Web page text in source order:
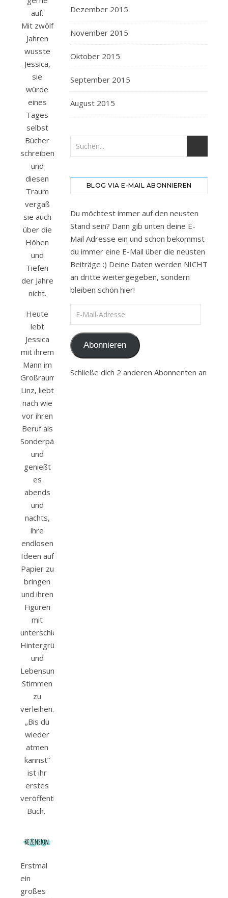
auf.
Mit zwölf
Jahren
wusste
Jessica,
sie
würde
eines
Tages
selbst
Bücher
schreiben
und
diesen
Traum
vergaß
sie auch
über die
Höhen
und
Tiefen
der Jahre
nicht.
Heute
lebt
Jessica
mit ihrem
Mann im
Großraum
Linz, liebt
nach wie
vor ihren
Beruf als
Sonderpädagogin
und
genießt
es
abends
und
nachts,
ihre
endlosen
Ideen auf
Papier zu
bringen
und ihren
Figuren
mit
unterschiedlichsten
Hintergründen
und
Lebensumständen
Stimmen
zu
verleihen.
„Bis du
wieder
atmen
kannst“
ist ihr
erstes
veröffentlichtes
Buch.
Erstmal
ein
großes
Dezember 2015
November 2015
Oktober 2015
September 2015
August 2015
BLOG VIA E-MAIL ABONNIEREN
Du möchtest immer auf den neusten
Stand sein? Dann gib unten deine E-
Mail Adresse ein und schon bekommst
du immer eine E-Mail über die neusten
Beiträge :) Deine Daten werden NICHT
an dritte weitergegeben, sondern
bleiben schön hier!
E-Mail-Adresse
Abonnieren
Schließe dich 2 anderen Abonnenten an